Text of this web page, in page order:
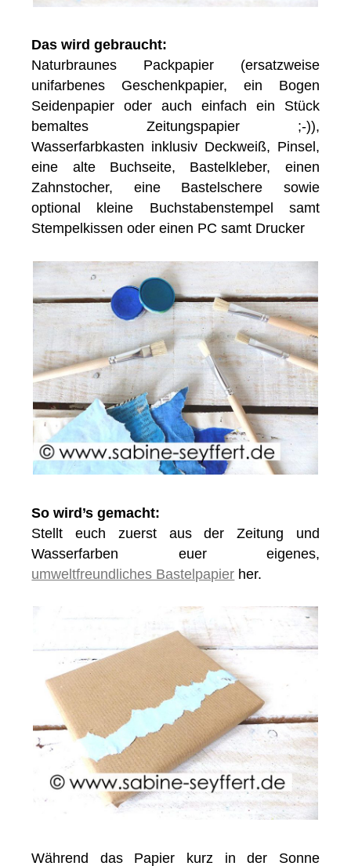
Das wird gebraucht:
Naturbraunes Packpapier (ersatzweise
unifarbenes Geschenkpapier, ein Bogen
Seidenpapier oder auch einfach ein Stück
bemaltes Zeitungspapier ;-)),
Wasserfarbkasten inklusiv Deckweiß, Pinsel,
eine alte Buchseite, Bastelkleber, einen
Zahnstocher, eine Bastelschere sowie
optional kleine Buchstabenstempel samt
Stempelkissen oder einen PC samt Drucker
So wird’s gemacht:
Stellt euch zuerst aus der Zeitung und
Wasserfarben euer eigenes,
umweltfreundliches Bastelpapier her.
Während das Papier kurz in der Sonne